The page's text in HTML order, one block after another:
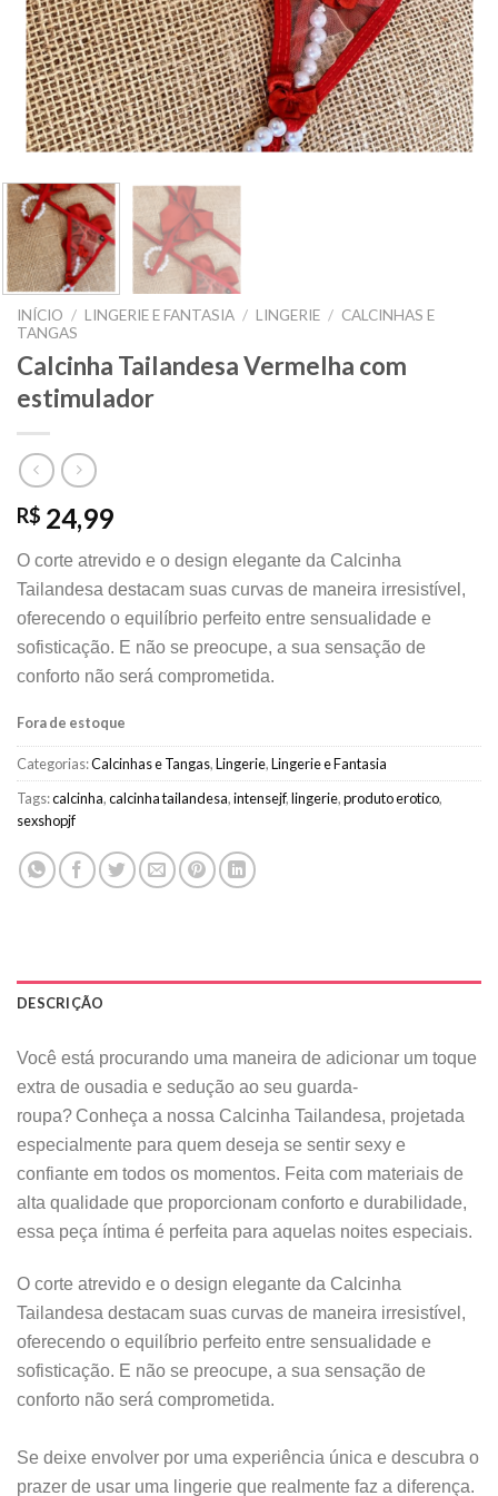
INÍCIO / LINGERIE E FANTASIA / LINGERIE / CALCINHAS E
TANGAS
Calcinha Tailandesa Vermelha com
estimulador
R$ 24,99
O corte atrevido e o design elegante da Calcinha
Tailandesa destacam suas curvas de maneira irresistível,
oferecendo o equilíbrio perfeito entre sensualidade e
sofisticação. E não se preocupe, a sua sensação de
conforto não será comprometida.
Fora de estoque
Categorias:Calcinhas e Tangas,Lingerie,Lingerie e Fantasia
Tags:calcinha,calcinha tailandesa,intensejf,lingerie,produto erotico,
sexshopjf
DESCRIÇÃO
Você está procurando uma maneira de adicionar um toque
extra de ousadia e sedução ao seu guarda-
roupa? Conheça a nossa Calcinha Tailandesa, projetada
especialmente para quem deseja se sentir sexy e
confiante em todos os momentos. Feita com materiais de
alta qualidade que proporcionam conforto e durabilidade,
essa peça íntima é perfeita para aquelas noites especiais.
O corte atrevido e o design elegante da Calcinha
Tailandesa destacam suas curvas de maneira irresistível,
oferecendo o equilíbrio perfeito entre sensualidade e
sofisticação. E não se preocupe, a sua sensação de
conforto não será comprometida.
Se deixe envolver por uma experiência única e descubra o
prazer de usar uma lingerie que realmente faz a diferença.